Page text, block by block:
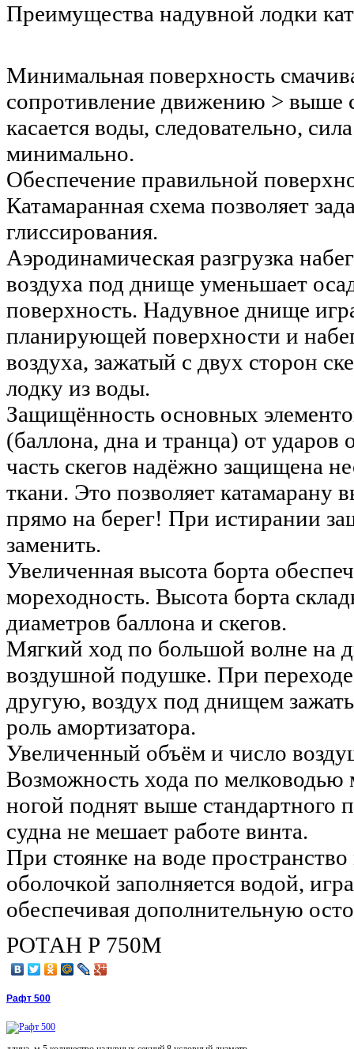
Преимущества надувной лодки
Минимальная поверхность
сопротивление движению > выше
касается воды, следовательно,
минимально.
Обеспечение правильной
Катамаранная схема позволяет
глиссирования.
Аэродинамическая разгрузка
воздуха под днище уменьшает
поверхность. Надувное днище
планирующей поверхности и
воздуха, зажатый с двух сторон
лодку из воды.
Защищённость основных
(баллона, дна и транца) от ударов
часть скегов надёжно защищена
ткани. Это позволяет катамарану
прямо на берег! При истирании
заменить.
Увеличенная высота борта
мореходность. Высота борта
диаметров баллона и скегов.
Мягкий ход по большой волне на
воздушной подушке. При
другую, воздух под днищем
роль амортизатора.
Увеличенный объём и число
Возможность хода по мелководью
ногой поднят выше стандартного
судна не мешает работе винта.
При стоянке на воде
оболочкой заполняется водой,
обеспечивая дополнительную
РОТАН Р 750М
Рафт 500